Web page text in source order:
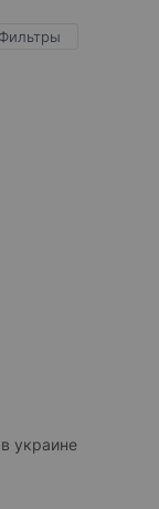
украине